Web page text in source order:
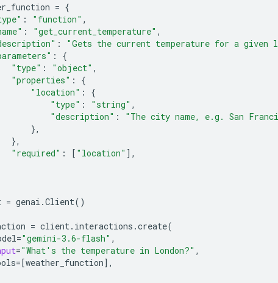
= {
: "function" ,
: "get_current_temperature" ,
: "Gets the current temperature for a given
:
{
"type" : "object" ,
"properties" :
{
"location" :
{
"type" : "string" ,
"description" : "The city name, e.g. San
},
},
"required" : [ "location" ],
= genai .Client()
= client. interactions .create(
="gemini-3.6-flash" ,
="What's the temperature in London?" ,
=[weather_function],